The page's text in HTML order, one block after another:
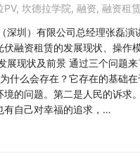
PV, 坎德拉学院, 融资, 融资租
圳）有限公司总经理张磊演
融资租赁的发展现状、操作
展现状及前景 通过三个问题来
什么会存在？它存在的基础
的问题。第二是人民的诉求
有自己对幸福的追求，…